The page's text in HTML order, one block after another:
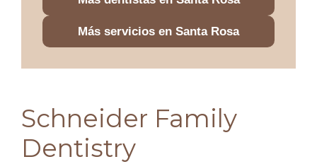
Más servicios en Santa Rosa
Schneider Family
Dentistry